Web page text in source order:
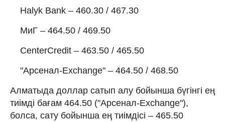
Halyk Bank – 460.30 / 467.30
МиГ – 464.50 / 469.50
CenterCredit – 463.50 / 465.50
"Арсенал-Exchange" – 464.50 / 468.50
Алматыда доллар сатып алу бойынша бүгінгі ең
тиімді бағам 464.50 ("Арсенал-Exchange"),
болса, сату бойынша ең тиімдісі – 465.50